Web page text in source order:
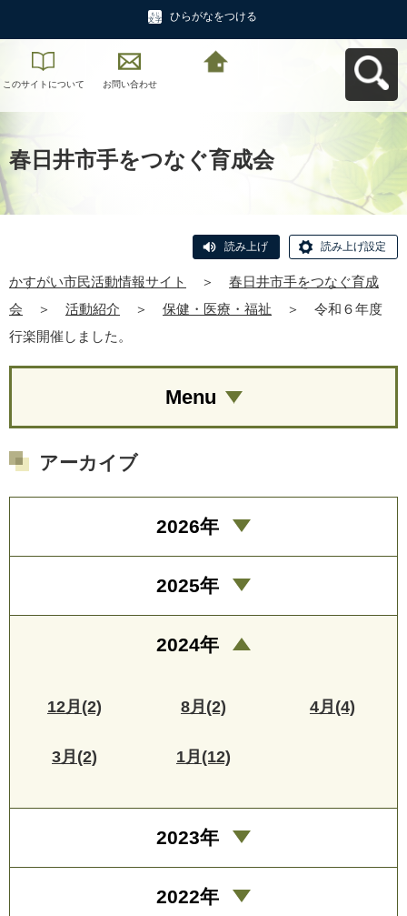
ひらがなをつける
このサイトについて お問い合わせ
春日井市手をつなぐ育成会
読み上げ 読み上げ設定
かすがい市民活動情報サイト ＞
春日井市手をつなぐ育成
会
＞ 活動紹介 ＞ 保健・医療・福祉 ＞
令和６年度
行楽開催しました。
Menu
アーカイブ
2026年
2025年
2024年
12月(2) 8月(2) 4月(4)
3月(2) 1月(12)
2023年
2022年